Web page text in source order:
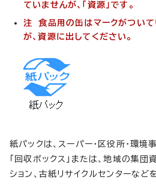
ていませんが、「資源」です。
注 食品用の缶はマークがつい
が、資源に出してください。
紙パックは、スーパー・区役所・環
「回収ボックス」または、地域の集団
ション、古紙リサイクルセンターなど